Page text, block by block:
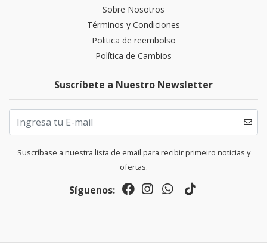
Sobre Nosotros
Términos y Condiciones
Politica de reembolso
Política de Cambios
Suscríbete a Nuestro Newsletter
Suscríbase a nuestra lista de email para recibir primeiro noticias y
ofertas.
Síguenos: